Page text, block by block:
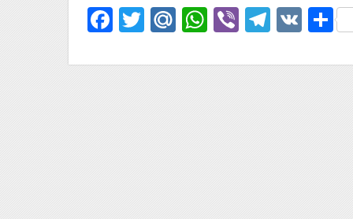
Facebook
TwitterMail.Ru
WhatsApp
Viber VK